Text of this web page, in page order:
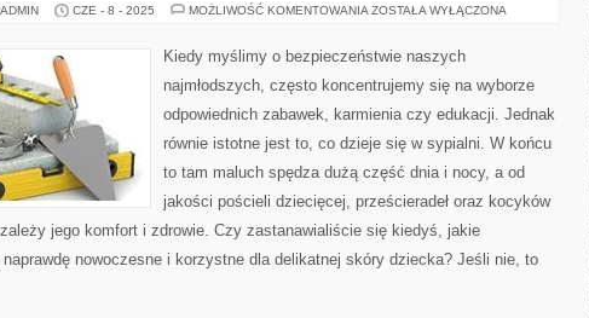
CZE - 8 - 2025 MOŻLIWOŚĆ KOMENTOWANIA WYBIERAJĄC
–
NAJWAŻNIEJSZE
DO
ZOSTAŁA WYŁĄCZONA
Kiedy myślimy o bezpieczeństwie naszych
najmłodszych, często koncentrujemy się na wyborze
odpowiednich zabawek, karmienia czy edukacji. Jednak
równie istotne jest to, co dzieje się w sypialni. W końcu
to tam maluch spędza dużą część dnia i nocy, a od
jakości pościeli dziecięcej, prześcieradeł oraz kocyków
jego komfort i zdrowie. Czy zastanawialiście się kiedyś, jakie
naprawdę nowoczesne i korzystne dla delikatnej skóry dziecka? Jeśli nie, to